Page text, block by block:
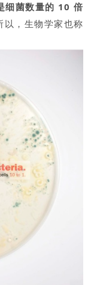
细菌数量的 10 倍
以，生物学家也称